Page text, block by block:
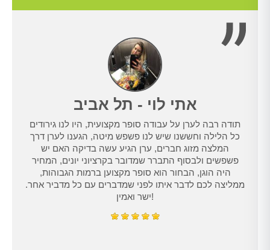
אתי לוי - תל אביב
תודה רבה לערן על עבודה סופר מקצועית, היו לנו גירודים
כל הלילה וחששנו שיש לנו פשפש מיטה, הגענו לערן דרך
המלצה מזוג חברים, ערן הגיע עשה בדיקה האם יש
פשפשים ולבסוף התברר שמדובר בקרציוני יונים, המחיר
היה הוגן, הבחור הוא סופר מקצוען ברמות הגבוהות,
ממליצה לכם לדבר איתו לפני שמדברים עם כל מדביר אחר.
ישר ואמין!